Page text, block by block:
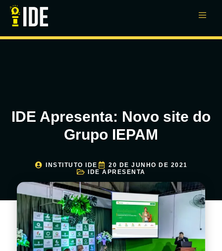
IDE Apresenta: Novo site do
Grupo IEPAM
INSTITUTO IDE
20 DE JUNHO DE 2021
IDE APRESENTA